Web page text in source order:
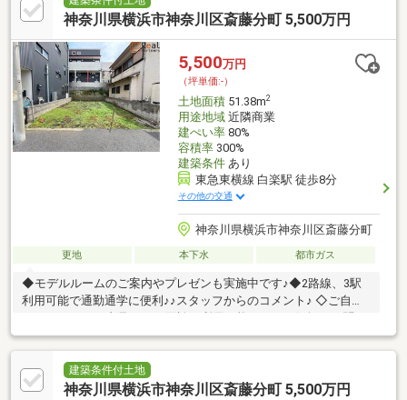
借入額が安全なのか」等、お気軽にご相談ください。多数の金融
神奈川県横浜市神奈川区斎藤分町 5,500万円
5,500万円
（坪単価:-）
土地面積51.38m2
用途地域近隣商業
建ぺい率80%
容積率300%
建築条件あり
東急東横線 白楽駅 徒歩8分
その他の交通
神奈川県横浜市神奈川区斎藤分町
更地 本下水 都市ガス
◆モデルルームのご案内やプレゼンも実施中です♪◆2路線、3駅
利用可能で通勤通学に便利♪♪スタッフからのコメント♪ ◇ご自宅
合わせください。◇「横浜・川崎」の最新物件はもちろん、「住
宅ローンにも強い会社」です。◇「桜木町駅１分」に店舗がござ
いますので、お気軽にご来店下さい。◇お車でご来社の際は、無
料駐車券サービスがご利用できます。◇現地見学をご希望のお客
建築条件付土地
神奈川県横浜市神奈川区斎藤分町 5,500万円